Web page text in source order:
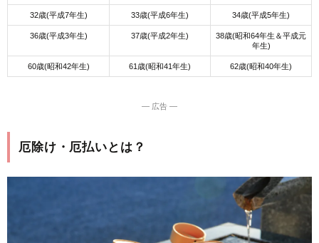
32歳(平成7年生) 33歳(平成6年生) 34歳(平成5年生)
36歳(平成3年生) 37歳(平成2年生)
38歳(昭和64年生＆平成元
年生)
60歳(昭和42年生) 61歳(昭和41年生) 62歳(昭和40年生)
― 広告 ―
厄除け・厄払いとは？